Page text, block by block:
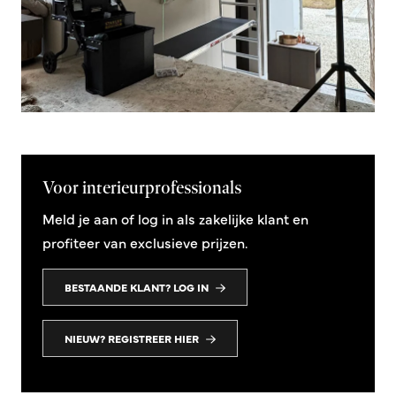
Voor interieurprofessionals
Meld je aan of log in als zakelijke klant en
profiteer van exclusieve prijzen.
BESTAANDE KLANT? LOG IN
NIEUW? REGISTREER HIER